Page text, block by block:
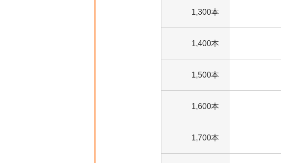
1,300本
1,400本
1,500本
1,600本
1,700本